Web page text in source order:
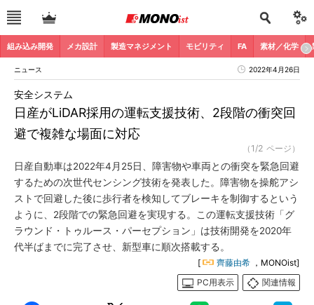
組み込み開発 メカ設計 製造マネジメント モビリティ FA 素材／化学
ニュース 2022年4月26日
日産がLiDAR採用の運転支援技術、2段階の衝突回
避で複雑な場面に対応
安全システム
（1/2 ページ）
日産自動車は2022年4月25日、障害物や車両との衝突を緊急回避
するための次世代センシング技術を発表した。障害物を操舵アシ
ストで回避した後に歩行者を検知してブレーキを制御するという
ように、2段階での緊急回避を実現する。この運転支援技術「グ
ラウンド・トゥルース・パーセプション」は技術開発を2020年
代半ばまでに完了させ、新型車に順次搭載する。
[ 齊藤由希 ，MONOist]
PC用表示
関連情報